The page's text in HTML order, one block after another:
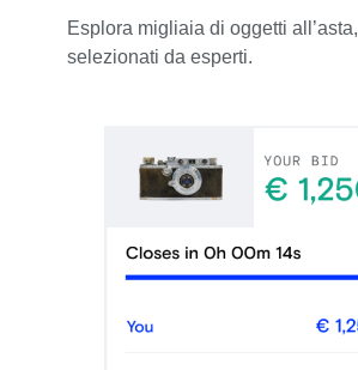
Esplora migliaia di oggetti all’asta,
selezionati da esperti.